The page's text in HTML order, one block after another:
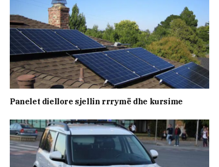
Panelet diellore sjellin rrrymë dhe kursime